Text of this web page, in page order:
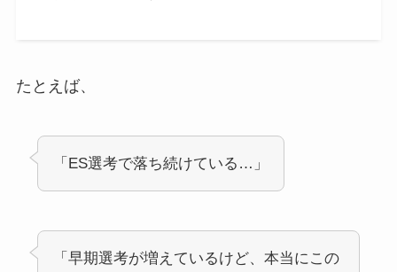
たとえば、
「ES選考で落ち続けている…」
「早期選考が増えているけど、本当にこの